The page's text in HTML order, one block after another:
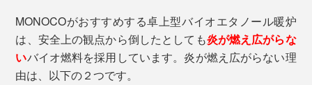
MONOCOがおすすめする卓上型バイオエタノール暖炉
は、安全上の観点から倒したとしても炎が燃え広がらな
いバイオ燃料を採用しています。炎が燃え広がらない理
由は、以下の２つです。